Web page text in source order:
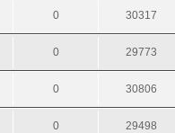
0 30317
0 29773
0 30806
0 29498